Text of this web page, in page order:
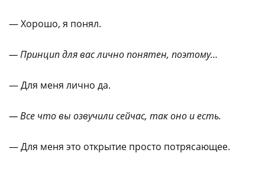
— Хорошо, я понял.
— Принцип для вас лично понятен, поэтому…
— Для меня лично да.
— Все что вы озвучили сейчас, так оно и есть.
— Для меня это открытие просто потрясающее.